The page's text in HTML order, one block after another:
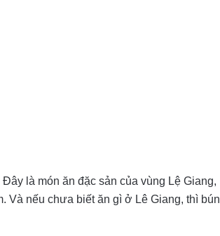
là món ăn đặc sản của vùng Lệ Giang,
Và nếu chưa biết ăn gì ở Lê Giang, thì bún